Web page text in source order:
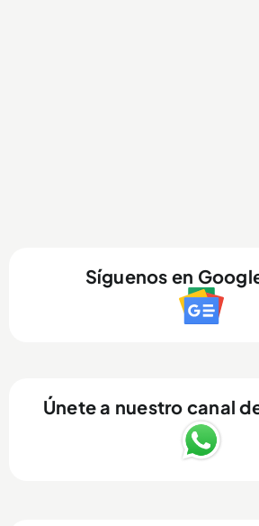
Síguenos en
Únete a nuestro canal